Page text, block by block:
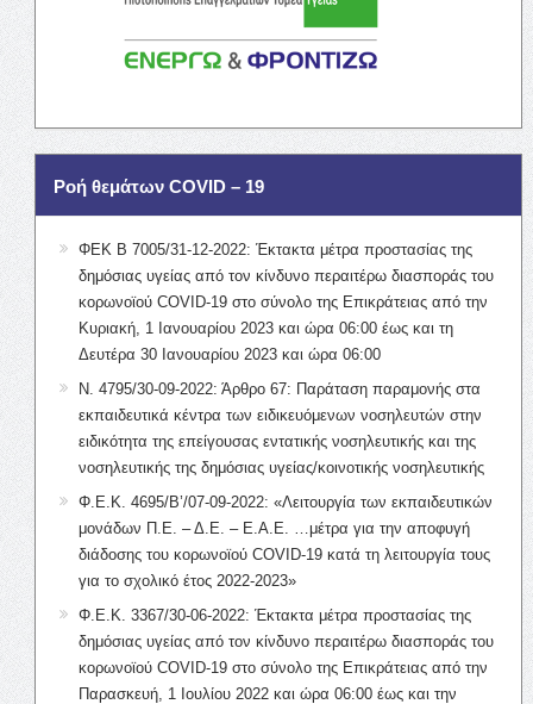
Ροή θεμάτων COVID – 19
ΦΕΚ Β 7005/31-12-2022: Έκτακτα μέτρα προστασίας της
δημόσιας υγείας από τον κίνδυνο περαιτέρω διασποράς του
κορωνοϊού COVID-19 στο σύνολο της Επικράτειας από την
Κυριακή, 1 Ιανουαρίου 2023 και ώρα 06:00 έως και τη
Δευτέρα 30 Ιανουαρίου 2023 και ώρα 06:00
Ν. 4795/30-09-2022: Άρθρο 67: Παράταση παραμονής στα
εκπαιδευτικά κέντρα των ειδικευόμενων νοσηλευτών στην
ειδικότητα της επείγουσας εντατικής νοσηλευτικής και της
νοσηλευτικής της δημόσιας υγείας/κοινοτικής νοσηλευτικής
Φ.Ε.Κ. 4695/Β’/07-09-2022: «Λειτουργία των εκπαιδευτικών
μονάδων Π.Ε. – Δ.Ε. – Ε.Α.Ε. …μέτρα για την αποφυγή
διάδοσης του κορωνοϊού COVID-19 κατά τη λειτουργία τους
για το σχολικό έτος 2022-2023»
Φ.Ε.Κ. 3367/30-06-2022: Έκτακτα μέτρα προστασίας της
δημόσιας υγείας από τον κίνδυνο περαιτέρω διασποράς του
κορωνοϊού COVID-19 στο σύνολο της Επικράτειας από την
Παρασκευή, 1 Ιουλίου 2022 και ώρα 06:00 έως και την